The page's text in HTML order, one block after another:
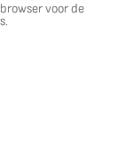
voor de